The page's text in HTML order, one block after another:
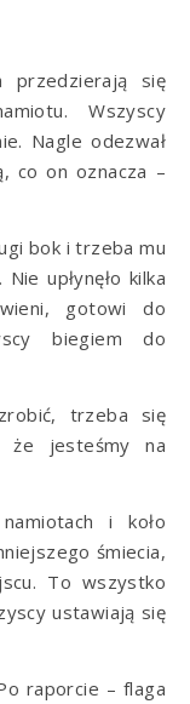
przedzierają się
Wszyscy
Nagle odezwał
co on oznacza –
bok i trzeba mu
upłynęło kilka
gotowi do
biegiem do
trzeba się
że jesteśmy na
i koło
śmiecia,
To wszystko
ustawiają się
raporcie – flaga